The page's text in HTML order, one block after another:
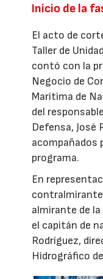
Inicio de la
El acto de
Taller de
contó con la
Negocio de
Marítima de
del
Defensa, José
acompañados
programa.
En
contralmirante
almirante de la
el capitán de
Rodríguez,
Hidrográfico